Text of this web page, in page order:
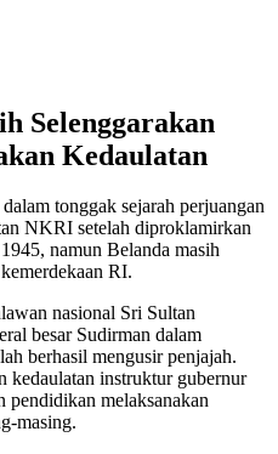
Selenggarakan
Kedaulatan
tonggak sejarah perjuangan
NKRI setelah diproklamirkan
namun Belanda masih
RI.
nasional Sri Sultan
besar Sudirman dalam
berhasil mengusir penjajah.
kedaulatan instruktur gubernur
pendidikan melaksanakan
masing.